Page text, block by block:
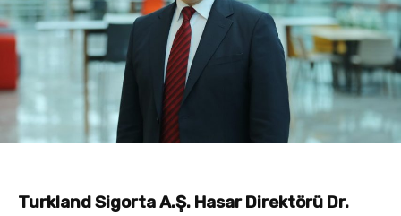
Turkland Sigorta A.Ş. Hasar Direktörü Dr.